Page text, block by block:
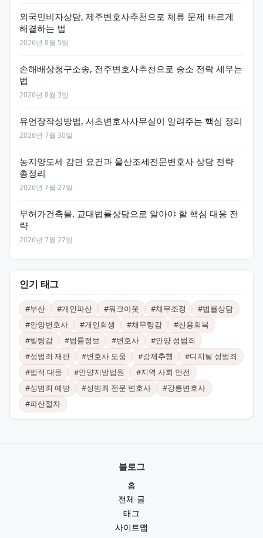
외국인비자상담, 제주변호사추천으로 체류 문제 빠르게
해결하는 법
2026년 8월 5일
손해배상청구소송, 전주변호사추천으로 승소 전략 세우는
법
2026년 8월 3일
유언장작성방법, 서초변호사사무실이 알려주는 핵심 정리
2026년 7월 30일
농지양도세 감면 요건과 울산조세전문변호사 상담 전략
총정리
2026년 7월 27일
무허가건축물, 교대법률상담으로 알아야 할 핵심 대응 전
략
2026년 7월 27일
인기 태그
#부산 #개인파산 #워크아웃 #채무조정 #법률상담
#안양변호사 #개인회생 #채무탕감 #신용회복
#빚탕감 #법률정보 #변호사 #안양 성범죄
#성범죄 재판 #변호사 도움 #강제추행 #디지털 성범죄
#법적 대응 #안양지방법원 #지역 사회 안전
#성범죄 예방 #성범죄 전문 변호사 #강릉변호사
#파산절차
블로그
홈
전체 글
태그
사이트맵